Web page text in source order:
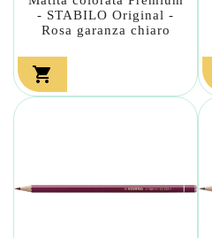
- STABILO Original -
Rosa garanza chiaro
